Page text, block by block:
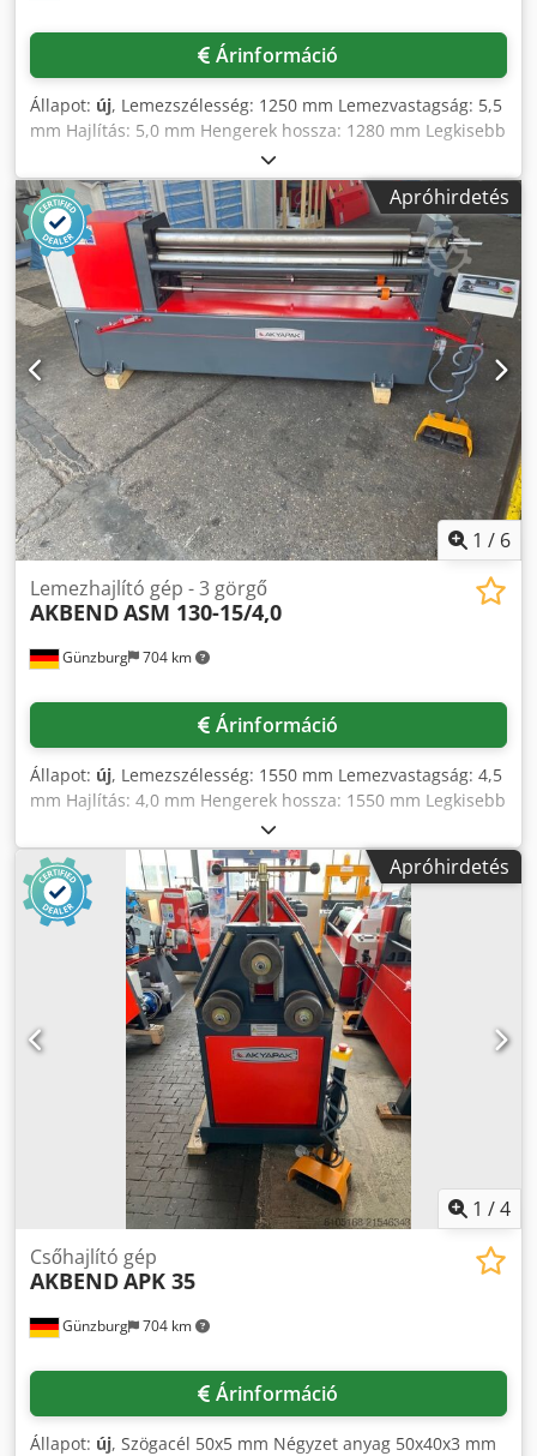
Árinformáció
Állapot: új, Lemezszélesség: 1250 mm Lemezvastagság: 5,5
mm Hajlítás: 5,0 mm Hengerek hossza: 1280 mm Legkisebb
átmérő: 210 mm Felső henger átmérője: 140 mm Tömeg:
1365 kg Méretek (Ho-Sz-Ma): 2.020 x 900 x 1.200 mm
Alapfelszereltség: - Központi hengerek elektromotorral,
körfogaskerék-alapú áttétellel és fogaskerék-hajtással
működtetve - Oldalra kifordítható felső henger - Főmotor
fékrendszerrel - Kúphajlító berendezés - Mobil vezérlőpult
és lábpedál - CE jelölés/megfelelőségi nyilatkozat
Opcionális felszereltség: - Motoros hátsóhenger-állítás -
Digitális kijelző a hátsó hengernél Crodpfx Ajyvvpysd Rsf -
Indukciósan keményített hengerek
Apróhirdetés
1 / 6
Günzburg 704 km
Lemezhajlító gép - 3 görgő
AKBENDASM 130-15/4,0
Árinformáció
Állapot: új, Lemezszélesség: 1550 mm Lemezvastagság: 4,5
mm Hajlítás: 4,0 mm Hengerek hossza: 1550 mm Legkisebb
átmérő: 190 mm Felső henger átmérője: 130 mm Tömeg:
1265 kg Méretek: 2670x1110x1050 mm Felszereltség: -
Központi hengerek elektromos motorral, körforgó
csökkentőművel és fogaskerékhajtással hajtva - Oldalra
kihajtható felső henger - Főmotor fékszerkezettel - Kúpos
hajlító berendezés - Mobil vezérlőpult és lábpedál
Credpoyvvrhsfx Ad Rsf - CE-jelzés/Megfelelőségi nyilatkozat
Extrák: - Indukciósan edzett hengerek - Motoros hátsó
hengerállítás - Digitális kijelző a hátsó hengerhez
Apróhirdetés
1 /4
Günzburg 704 km
Csőhajlító gép
AKBENDAPK 35
Árinformáció
Állapot: új, Szögacél 50x5 mm Négyzet anyag 50x40x3 mm